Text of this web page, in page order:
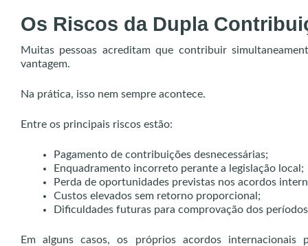
Os Riscos da Dupla
Muitas pessoas acreditam que contribuir
vantagem.
Na prática, isso nem sempre acontece.
Entre os principais riscos estão:
Pagamento de contribuições desnecessárias;
Enquadramento incorreto perante a legislação local;
Perda de oportunidades previstas nos acordos
Custos elevados sem retorno proporcional;
Dificuldades futuras para comprovação dos
Em alguns casos, os próprios acordos